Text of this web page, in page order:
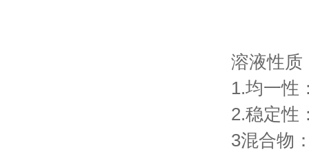
溶液性质
1.均一性
2.稳定性
3混合物